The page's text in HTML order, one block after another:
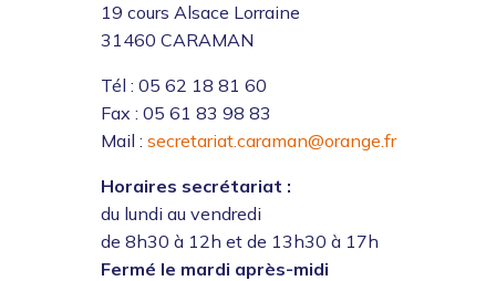
19 cours Alsace Lorraine
31460 CARAMAN
Tél : 05 62 18 81 60
Fax : 05 61 83 98 83
Mail : secretariat.caraman@orange.fr
Horaires secrétariat :
du lundi au vendredi
de 8h30 à 12h et de 13h30 à 17h
Fermé le mardi après-midi